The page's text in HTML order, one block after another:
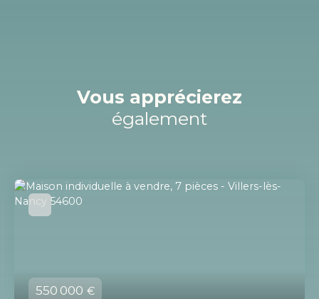
Vous apprécierez
également
550 000 €